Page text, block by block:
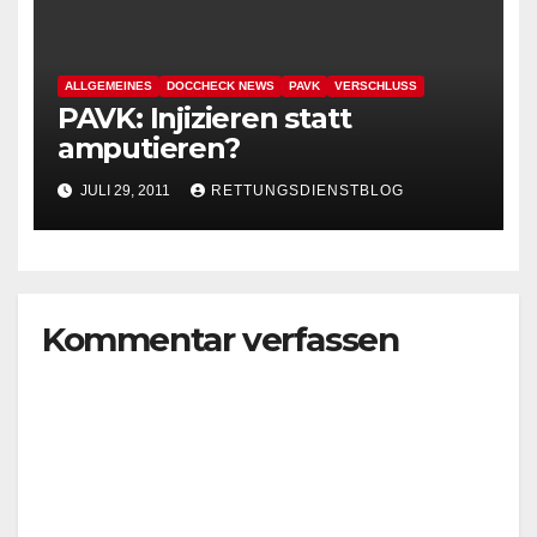
ALLGEMEINES DOCCHECK NEWS PAVK VERSCHLUSS
PAVK: Injizieren statt
amputieren?
JULI 29, 2011 RETTUNGSDIENSTBLOG
Kommentar verfassen